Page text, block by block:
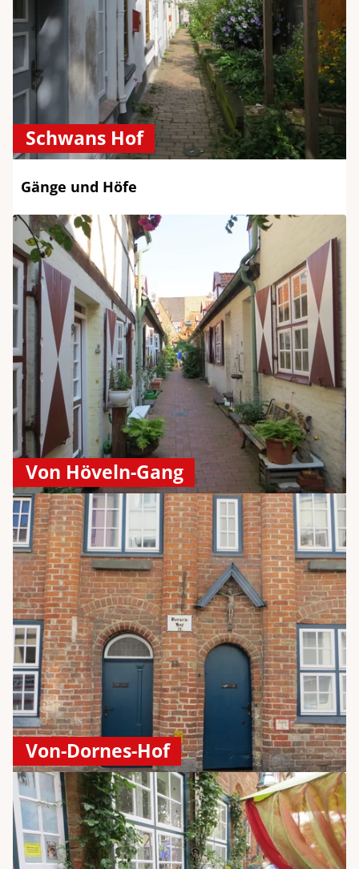
Schwans Hof
Gänge und Höfe
Von Höveln-Gang
Von-Dornes-Hof